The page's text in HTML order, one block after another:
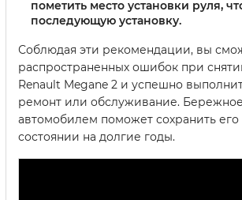
пометить место установки руля,
последующую установку.
Соблюдая эти рекомендации, вы
распространенных ошибок при
Renault Megane 2 и успешно
ремонт или обслуживание.
автомобилем поможет сохранить
состоянии на долгие годы.